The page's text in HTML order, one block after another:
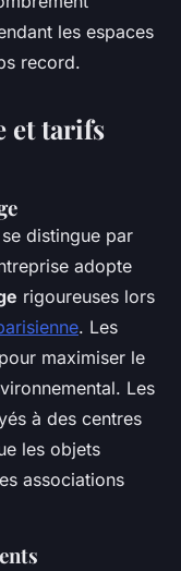
les espaces
record.
et tarifs
distingue par
adopte
rigoureuses lors
. Les
maximiser le
Les
à des centres
les objets
associations